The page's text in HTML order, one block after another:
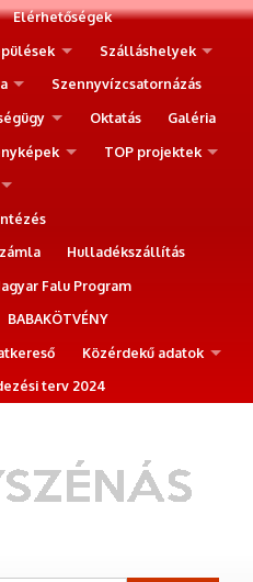
Elérhetőségek
Szálláshelyek
Szennyvízcsatornázás
Oktatás
Galéria
TOP projektek
Hulladékszállítás
Falu Program
BABAKÖTVÉNY
Közérdekű adatok
terv 2024